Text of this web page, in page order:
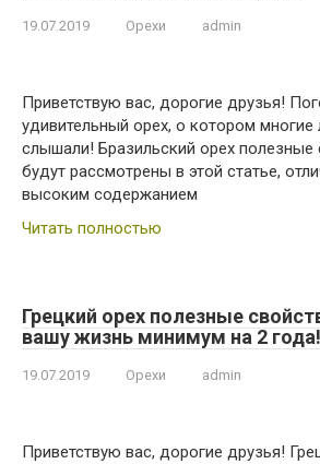
19.07.2019 Орехи admin
Приветствую вас, дорогие друзья!
удивительный орех, о котором многие
слышали! Бразильский орех полезные
будут рассмотрены в этой статье,
высоким содержанием
Читать полностью
Грецкий орех полезные
вашу жизнь минимум на 2 года!
19.07.2019 Орехи admin
Приветствую вас, дорогие друзья!